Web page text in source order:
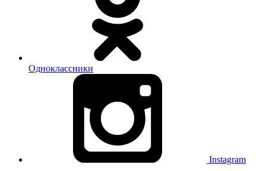
Одноклассники
Instagram